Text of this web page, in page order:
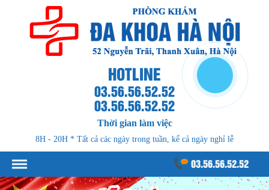
HOTLINE
03.56.56.52.52
03.56.56.52.52
Thời gian làm việc
8H - 20H * Tất cả các ngày trong tuần, kể cả ngày nghỉ lễ
03.56.56.52.52